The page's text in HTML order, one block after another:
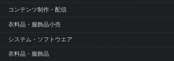
コンテンツ制作・配信
衣料品・服飾品小売
システム・ソフトウエア
衣料品・服飾品